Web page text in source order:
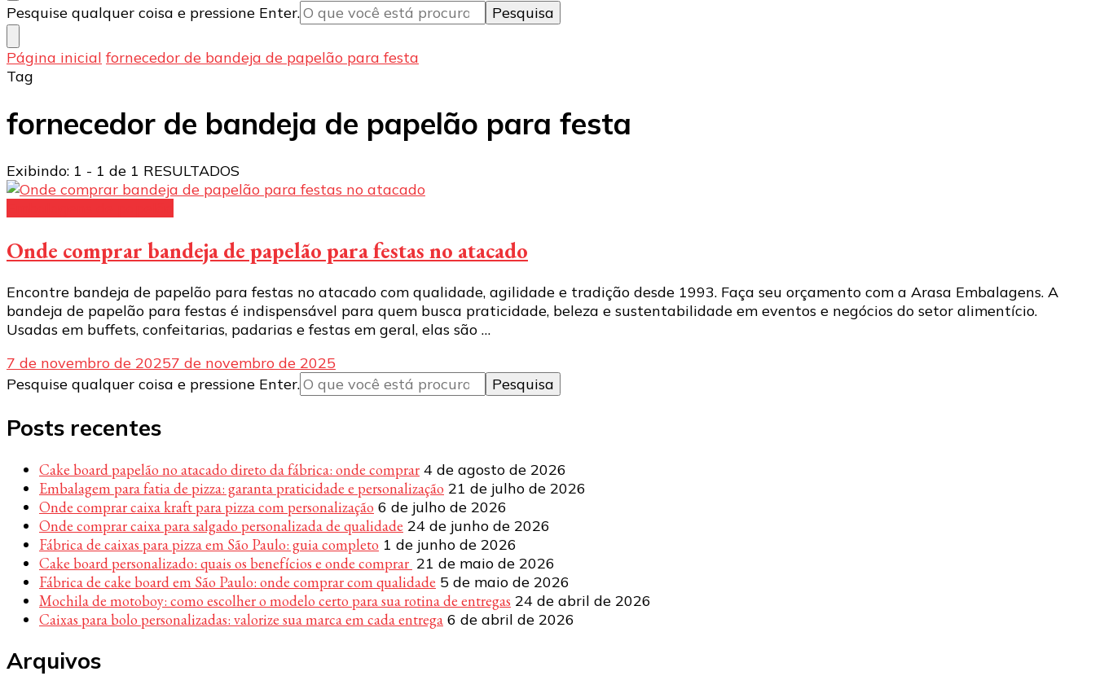
Procurando
algo?
Pesquise qualquer coisa e pressione Enter.
Página inicial fornecedor de bandeja de papelão para festa
Tag
fornecedor de bandeja de papelão para festa
Exibindo: 1 - 1 de 1 RESULTADOS
Onde comprar bandeja de papelão para festas no atacado
Encontre bandeja de papelão para festas no atacado com qualidade, agilidade e tradição desde 1993. Faça seu orçamento com a Arasa Embalagens. A
bandeja de papelão para festas é indispensável para quem busca praticidade, beleza e sustentabilidade em eventos e negócios do setor alimentício.
Usadas em buffets, confeitarias, padarias e festas em geral, elas são …
7 de novembro de 20257 de novembro de 2025
Procurando
Pesquise qualquer coisa e pressione Enter.
Posts recentes
Cake board papelão no atacado direto da fábrica: onde comprar 4 de agosto de 2026
Embalagem para fatia de pizza: garanta praticidade e personalização 21 de julho de 2026
Onde comprar caixa kraft para pizza com personalização 6 de julho de 2026
Onde comprar caixa para salgado personalizada de qualidade 24 de junho de 2026
Fábrica de caixas para pizza em São Paulo: guia completo 1 de junho de 2026
Cake board personalizado: quais os benefícios e onde comprar 21 de maio de 2026
Fábrica de cake board em São Paulo: onde comprar com qualidade 5 de maio de 2026
Mochila de motoboy: como escolher o modelo certo para sua rotina de entregas 24 de abril de 2026
Caixas para bolo personalizadas: valorize sua marca em cada entrega 6 de abril de 2026
Arquivos